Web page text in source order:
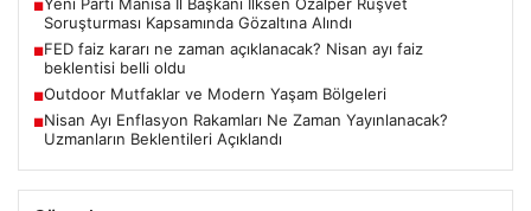
Outdoor Mutfaklar ve Modern Yaşam Bölgeleri
■Nisan Ayı Enflasyon Rakamları Ne Zaman Yayınlanacak?
Uzmanların Beklentileri Açıklandı
Güncel